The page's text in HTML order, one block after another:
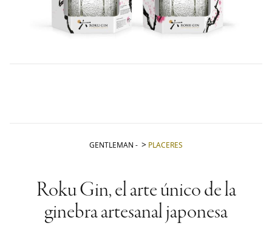
GENTLEMAN - PLACERES
Roku Gin, el arte único de la
ginebra artesanal japonesa